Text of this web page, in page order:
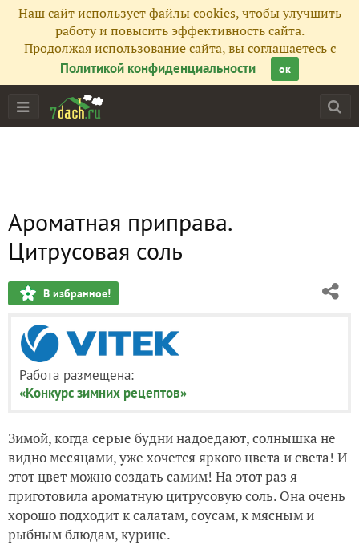
Наш сайт использует файлы cookies, чтобы улучшить
работу и повысить эффективность сайта.
Продолжая использование сайта, вы соглашаетесь с
Политикой конфиденциальности
ок
Ароматная приправа.
Цитрусовая соль
В избранное!
Работа размещена:
«Конкурс зимних рецептов»
Зимой, когда серые будни надоедают, солнышка не
видно месяцами, уже хочется яркого цвета и света! И
этот цвет можно создать самим! На этот раз я
приготовила ароматную цитрусовую соль. Она очень
хорошо подходит к салатам, соусам, к мясным и
рыбным блюдам, курице.